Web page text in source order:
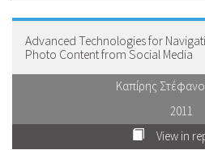
Advanced Technologies for
Photo Content from Social Media
Καπίρης
2011
View in